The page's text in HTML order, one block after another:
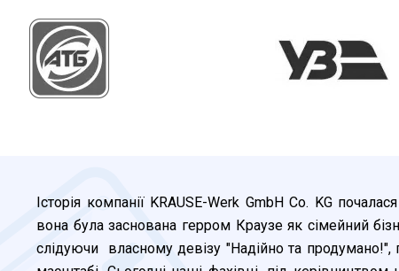
Історія компанії KRAUSE-Werk GmbH Co. KG
вона була заснована герром Краузе як сімейний
слідуючи власному девізу "Надійно та